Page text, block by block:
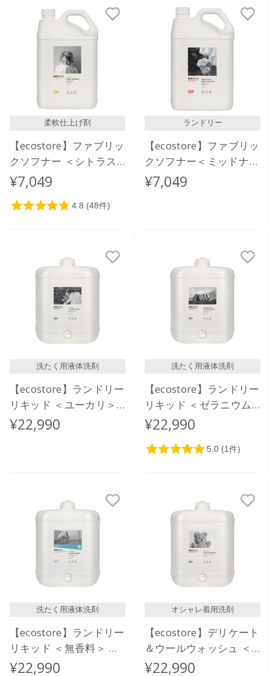
柔軟仕上げ剤
【ecostore】ファブリッ
クソフナー ＜シトラス
＞ 5L
¥7,049
ランドリー
【ecostore】ファブリッ
クソフナー＜ミッドナイ
トローズ＞5L
¥7,049
洗たく用液体洗剤
【ecostore】ランドリー
リキッド ＜ユーカリ＞
バルク 20L
¥22,990
洗たく用液体洗剤
【ecostore】ランドリー
リキッド ＜ゼラニウム
＆オレンジ＞バルク 20L
¥22,990
洗たく用液体洗剤
【ecostore】ランドリー
リキッド ＜無香料＞ バ
ルク 20L
¥22,990
オシャレ着用洗剤
【ecostore】デリケート
＆ウールウォッシュ ＜
おしゃれ着用＞ バルク
¥22,990